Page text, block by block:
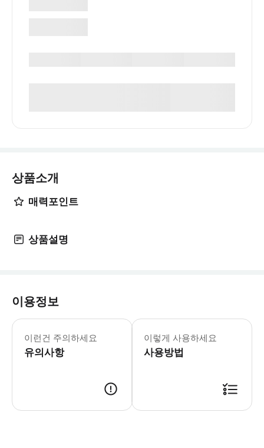
상품소개
매력포인트
상품설명
이용정보
이런건 주의하세요
유의사항
이렇게 사용하세요
사용방법